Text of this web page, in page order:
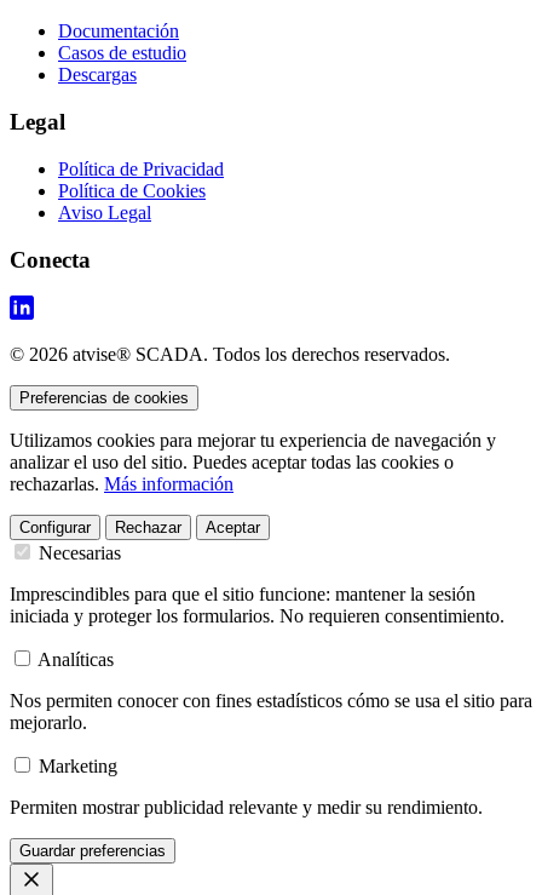
Documentación
Casos de estudio
Descargas
Legal
Política de Privacidad
Política de Cookies
Aviso Legal
Conecta
© 2026 atvise® SCADA. Todos los derechos reservados.
Preferencias de cookies
Utilizamos cookies para mejorar tu experiencia de navegación y
analizar el uso del sitio. Puedes aceptar todas las cookies o
rechazarlas. Más información
Configurar Rechazar Aceptar
Necesarias
Imprescindibles para que el sitio funcione: mantener la sesión
iniciada y proteger los formularios. No requieren consentimiento.
Analíticas
Nos permiten conocer con fines estadísticos cómo se usa el sitio para
mejorarlo.
Marketing
Permiten mostrar publicidad relevante y medir su rendimiento.
Guardar preferencias